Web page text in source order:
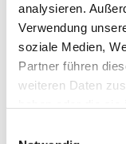
analysieren.
Verwendung
soziale Medien,
Partner führen
weiteren Daten
Durch
dem
binden.